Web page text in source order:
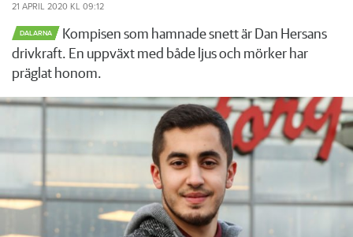
21 APRIL 2020 KL 09:12
DALARNA
Kompisen som hamnade snett är Dan Hersans
drivkraft. En uppväxt med både ljus och mörker har
präglat honom.